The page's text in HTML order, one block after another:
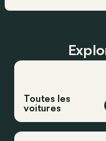
Toutes les
voitures